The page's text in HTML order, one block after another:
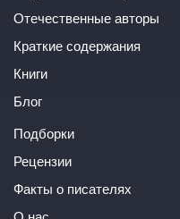
Отечественные авторы
Краткие содержания
Книги
Блог
Подборки
Рецензии
Факты о писателях